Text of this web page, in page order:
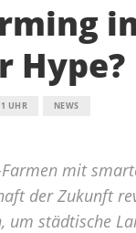
Hype?
UHR NEWS
mit
der Zukunft
um städtische